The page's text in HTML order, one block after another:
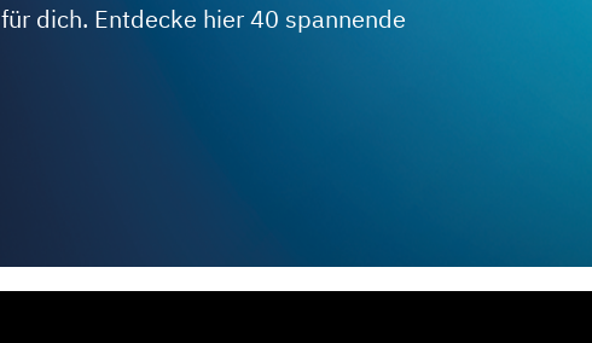
dich. Entdecke hier 40 spannende